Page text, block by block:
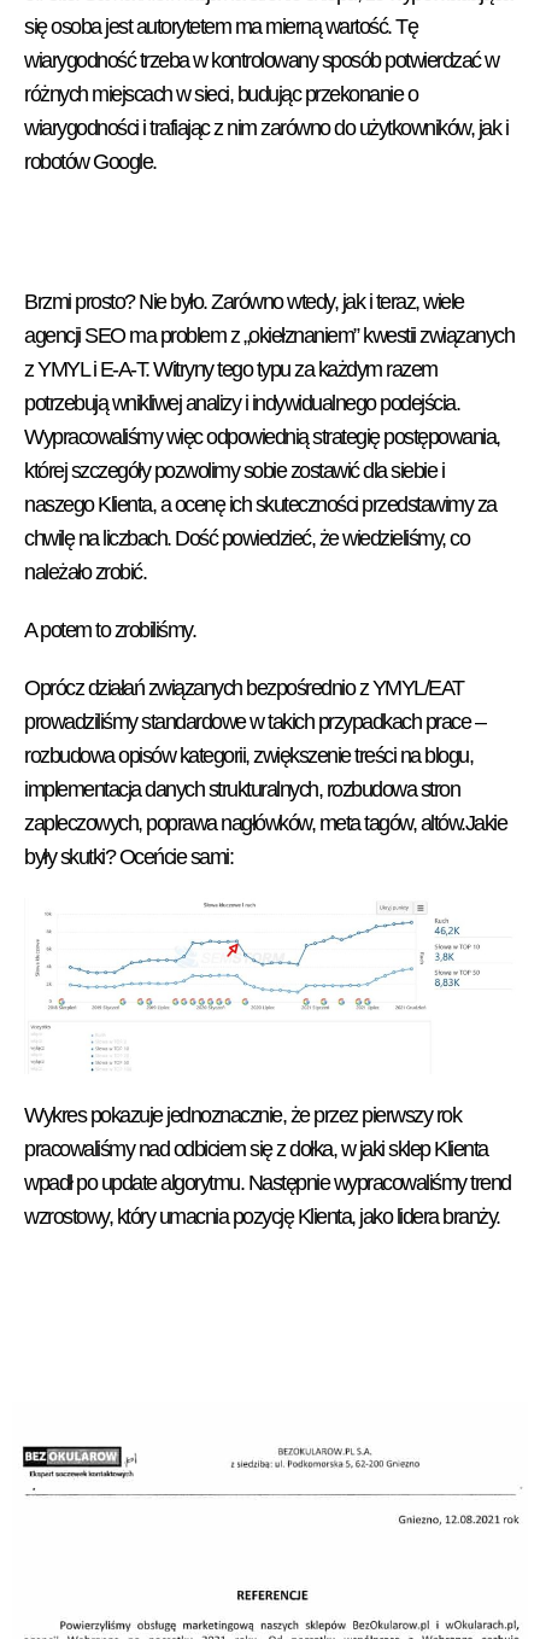
się osoba jest autorytetem ma mierną wartość. Tę
wiarygodność trzeba w kontrolowany sposób potwierdzać w
różnych miejscach w sieci, budując przekonanie o
wiarygodności i trafiając z nim zarówno do użytkowników, jak i
robotów Google.
Brzmi prosto? Nie było. Zarówno wtedy, jak i teraz, wiele
agencji SEO ma problem z „okiełznaniem” kwestii związanych
z YMYL i E-A-T. Witryny tego typu za każdym razem
potrzebują wnikliwej analizy i indywidualnego podejścia.
Wypracowaliśmy więc odpowiednią strategię postępowania,
której szczegóły pozwolimy sobie zostawić dla siebie i
naszego Klienta, a ocenę ich skuteczności przedstawimy za
chwilę na liczbach. Dość powiedzieć, że wiedzieliśmy, co
należało zrobić.
A potem to zrobiliśmy.
Oprócz działań związanych bezpośrednio z YMYL/EAT
prowadziliśmy standardowe w takich przypadkach prace –
rozbudowa opisów kategorii, zwiększenie treści na blogu,
implementacja danych strukturalnych, rozbudowa stron
zapleczowych, poprawa nagłówków, meta tagów, altów.Jakie
były skutki? Oceńcie sami:
Wykres pokazuje jednoznacznie, że przez pierwszy rok
pracowaliśmy nad odbiciem się z dołka, w jaki sklep Klienta
wpadł po update algorytmu. Następnie wypracowaliśmy trend
wzrostowy, który umacnia pozycję Klienta, jako lidera branży.